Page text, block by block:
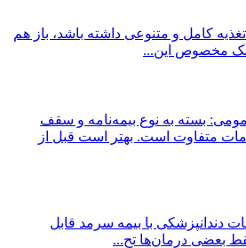
کامل و متنوعی داشته باشد، باز هم
مخصوص این...
بسته به نوع بیمه‌نامه و سقف
متفاوت است. بهتر است قبل از
دندانپزشکی با بیمه سرمد قابل
بعضی درمان‌ها تح...